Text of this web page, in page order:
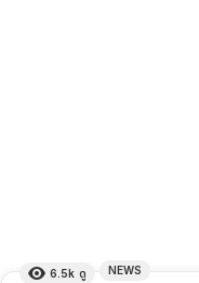
6.5k ดู NEWS